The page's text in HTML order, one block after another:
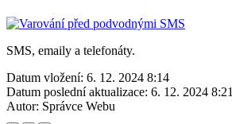
SMS, emaily a telefonáty.
Datum vložení: 6. 12. 2024 8:14
Datum poslední aktualizace: 6. 12. 2024 8:21
Autor: Správce Webu